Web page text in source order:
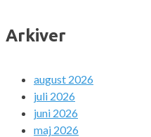
Arkiver
august 2026
juli 2026
juni 2026
maj 2026